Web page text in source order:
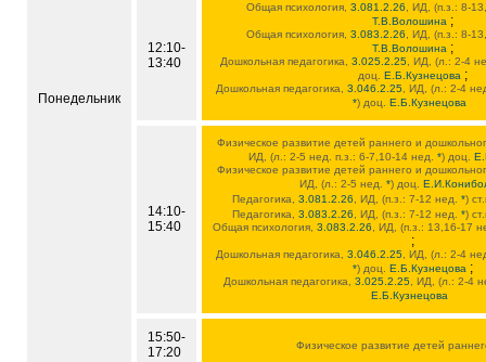
Понедельник
12:10-
13:40
Общая психология,3.081.2.26
, ИД, (п.з.: 8-
Т.В.Волошина ;
Общая психология,3.083.2.26
, ИД, (п.з.: 8-
Т.В.Волошина ;
Дошкольная педагогика, 3.025.2.25 , ИД, (л.: 2-4
доц.Е.Б.Кузнецова ;
Дошкольная педагогика,3.046.2.25 , ИД, (л.: 2-4
*) доц.Е.Б.Кузнецова
14:10-
15:40
Физическое развитие детей раннего и
ИД, (л.: 2-5 нед. п.з.: 6-7,10-14 нед.*) доц.
Физическое развитие детей раннего и
ИД, (л.: 2-5 нед.*) доц.
Педагогика, 3.081.2.26 , ИД, (п.з.: 7-12 нед. *)
Педагогика, 3.083.2.26 , ИД, (п.з.: 7-12 нед. *)
Общая психология, 3.083.2.26 , ИД, (п.з.: 13,16-17
;
Дошкольная педагогика,3.046.2.25 , ИД, (л.: 2-4
*) доц.Е.Б.Кузнецова ;
Дошкольная педагогика, 3.025.2.25 , ИД, (л.: 2-4
Е.Б.Кузнецова
15:50-
17:20
Физическое развитие детей